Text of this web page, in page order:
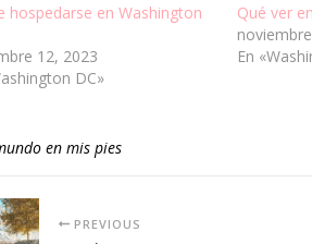
hospedarse en Washington
12, 2023
DC»
Qué ver
En
en mis pies
PREVIOUS